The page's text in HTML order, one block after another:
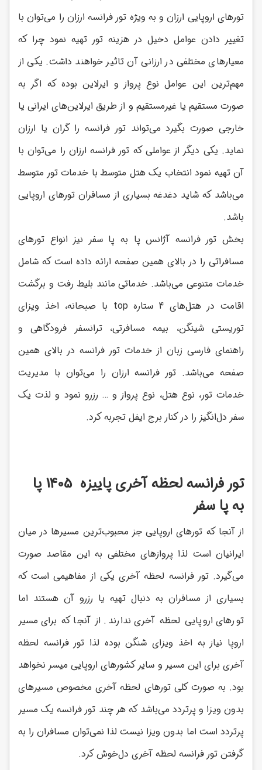
تورهای اروپایی ارزان و به ویژه تور فرانسه ارزان را می‌توان با
تغییر دادن عوامل دخیل در هزینه تور تهیه نمود چرا که
معیارهای مختلفی در ارزانی آن تاثیر خواهند داشت. یکی از
مهم‌ترین این عوامل نوع پرواز و ایرلاین بوده که اگر به
صورت مستقیم یا غیرمستقیم و از طریق ایرلاین‌های ایرانی یا
خارجی صورت بگیرد می‌تواند تور فرانسه را گران یا ارزان
نماید. یکی دیگر از عواملی که تور فرانسه ارزان را می‌توان با
آن تهیه نمود انتخاب یک هتل متوسط با خدمات تور متوسط
می‌باشد که شاید دغدغه بسیاری از مسافران تورهای اروپایی
باشد.
بخش تور فرانسه آژانس پا به پا سفر نیز انواع تورهای
مسافراتی را در بالای همین صفحه ارائه داده است که شامل
خدمات متنوعی می‌باشد. خدماتی مانند بلیط رفت و برگشت
اقامت در هتل‌های 4 ستاره
top با صبحانه، اخذ ویزای
توریستی شینگن، بیمه مسافرتی، ترانسفر فرودگاهی و
راهنمای فارسی زبان از خدمات تور فرانسه در بالای همین
صفحه می‌باشد. تور فرانسه ارزان را می‌توان با مدیریت
خدمات تور، نوع هتل، نوع پرواز و … رزرو نمود و لذت یک
سفر دل‌انگیز را در کنار برج ایفل تجربه کرد.
تور فرانسه لحظه آخری پاییزه 1405 پا
به پا سفر
از آنجا که تورهای اروپایی جز محبوب‌ترین مسیرها در میان
ایرانیان است لذا پروازهای مختلفی به این مقاصد صورت
می‌گیرد. تور فرانسه لحظه آخری یکی از مفاهیمی است که
بسیاری از مسافران به دنبال تهیه یا رزرو آن هستند اما
تورهای اروپایی لحظه آخری ندارند. از آنجا که برای مسیر
اروپا نیاز به اخذ ویزای شنگن بوده لذا تور فرانسه لحظه
آخری برای این مسیر و سایر کشورهای اروپایی میسر نخواهد
بود. به صورت کلی تورهای لحظه آخری مخصوص مسیرهای
بدون ویزا و پرتردد می‌باشد که هر چند تور فرانسه یک مسیر
پرتردد است اما بدون ویزا نیست لذا نمی‌توان مسافران را به
گرفتن تور فرانسه لحظه آخری دل‌خوش کرد.